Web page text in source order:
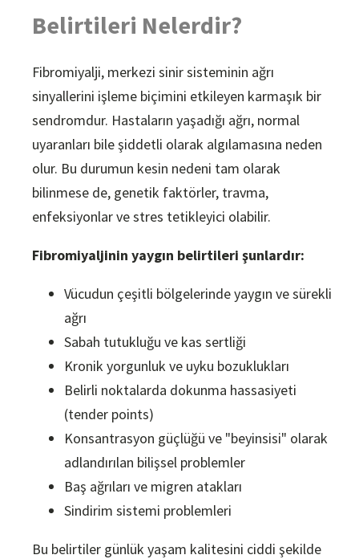
Belirtileri Nelerdir?
Fibromiyalji, merkezi sinir sisteminin ağrı
sinyallerini işleme biçimini etkileyen karmaşık bir
sendromdur. Hastaların yaşadığı ağrı, normal
uyaranları bile şiddetli olarak algılamasına neden
olur. Bu durumun kesin nedeni tam olarak
bilinmese de, genetik faktörler, travma,
enfeksiyonlar ve stres tetikleyici olabilir.
Fibromiyaljinin yaygın belirtileri şunlardır:
Vücudun çeşitli bölgelerinde yaygın ve sürekli
ağrı
Sabah tutukluğu ve kas sertliği
Kronik yorgunluk ve uyku bozuklukları
Belirli noktalarda dokunma hassasiyeti
(tender points)
Konsantrasyon güçlüğü ve "beyinsisi" olarak
adlandırılan bilişsel problemler
Baş ağrıları ve migren atakları
Sindirim sistemi problemleri
Bu belirtiler günlük yaşam kalitesini ciddi şekilde